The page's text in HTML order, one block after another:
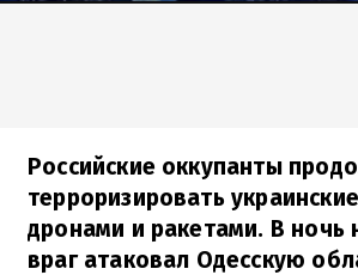
Российские оккупанты
терроризировать
дронами и ракетами. В ночь
враг атаковал Одесскую